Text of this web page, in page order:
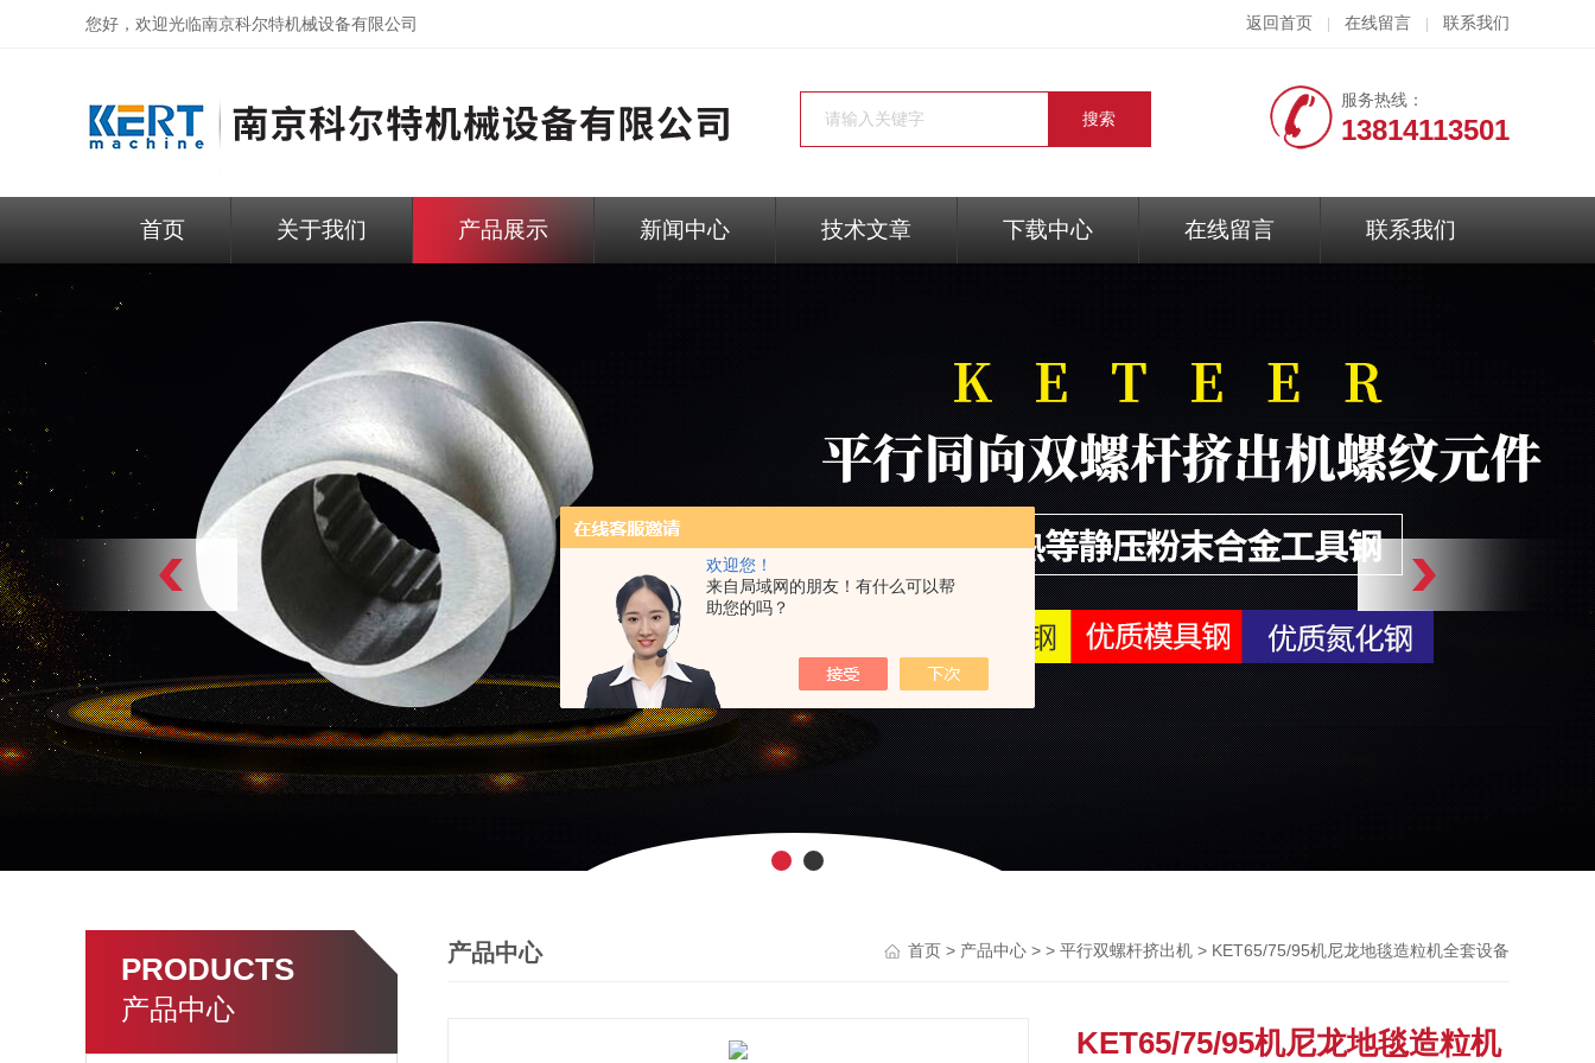
欢迎您！
来自局域网的朋友！有什么可以帮
助您的吗？
您好，欢迎光临南京科尔特机械设备有限公司 返回首页 在线留言 联系我们
服务热线：
13814113501
首页 关于我们 产品展示 新闻中心 技术文章 下载中心 在线留言 联系我们
PRODUCTS
产品中心
产品中心 首页 > 产品中心 > > 平行双螺杆挤出机 > KET65/75/95机尼龙地毯造粒机全套设备
KET65/75/95机尼龙地毯造粒机